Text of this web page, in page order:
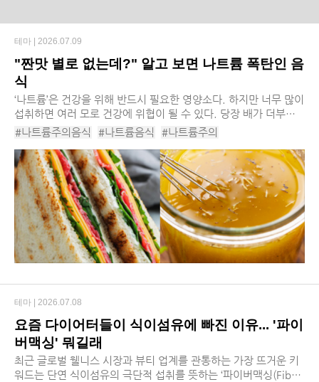
"짠맛 별로 없는데?" 알고 보면 나트륨 폭탄인 음
식
‘나트륨’은 건강을 위해 반드시 필요한 영양소다. 하지만 너무 많이
섭취하면 여러 모로 건강에 위협이 될 수 있다. 당장 배가 더부룩
해지거나 심한 갈증을 부를 수 있으며, 장기적으로는 고혈압 등의
#나트륨주의음식 #나트륨음식
#나트륨주의
#나트륨과다음식 #나트륨과다섭취 #나트륨섭취 #나트륨
#영양소 #샐러드드레싱 #치즈 #가공육 #베아글 #샌드위치
#코코아 #시리얼
테마 | 2026.07.09
요즘 다이어터들이 식이섬유에 빠진 이유... '파이
버맥싱' 뭐길래
최근 글로벌 웰니스 시장과 뷰티 업계를 관통하는 가장 뜨거운 키
워드는 단연 식이섬유의 극단적 섭취를 뜻하는 ‘파이버맥싱(Fiber
테마 | 2026.07.08